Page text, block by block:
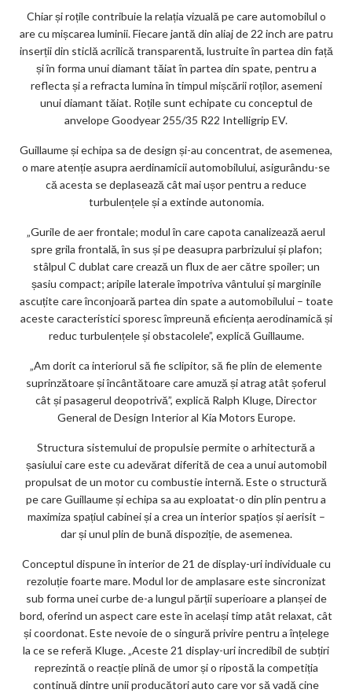
Chiar și roțile contribuie la relația vizuală pe care automobilul o
are cu mișcarea luminii. Fiecare jantă din aliaj de 22 inch are patru
inserții din sticlă acrilică transparentă, lustruite în partea din față
și în forma unui diamant tăiat în partea din spate, pentru a
reflecta și a refracta lumina în timpul mișcării roților, asemeni
unui diamant tăiat. Roțile sunt echipate cu conceptul de
anvelope Goodyear 255/35 R22 Intelligrip EV.
Guillaume și echipa sa de design și-au concentrat, de asemenea,
o mare atenție asupra aerdinamicii automobilului, asigurându-se
că acesta se deplasează cât mai ușor pentru a reduce
turbulențele și a extinde autonomia.
„Gurile de aer frontale; modul în care capota canalizează aerul
spre grila frontală, în sus și pe deasupra parbrizului și plafon;
stâlpul C dublat care crează un flux de aer către spoiler; un
șasiu compact; aripile laterale împotriva vântului și marginile
ascuțite care înconjoară partea din spate a automobilului – toate
aceste caracteristici sporesc împreună eficiența aerodinamică și
reduc turbulențele și obstacolele”, explică Guillaume.
„Am dorit ca interiorul să fie sclipitor, să fie plin de elemente
suprinzătoare și încântătoare care amuză și atrag atât șoferul
cât și pasagerul deopotrivă”, explică Ralph Kluge, Director
General de Design Interior al Kia Motors Europe.
Structura sistemului de propulsie permite o arhitectură a
șasiului care este cu adevărat diferită de cea a unui automobil
propulsat de un motor cu combustie internă. Este o structură
pe care Guillaume și echipa sa au exploatat-o din plin pentru a
maximiza spațiul cabinei și a crea un interior spațios și aerisit –
dar și unul plin de bună dispoziție, de asemenea.
Conceptul dispune în interior de 21 de display-uri individuale cu
rezoluție foarte mare. Modul lor de amplasare este sincronizat
sub forma unei curbe de-a lungul părții superioare a planșei de
bord, oferind un aspect care este în același timp atât relaxat, cât
și coordonat. Este nevoie de o singură privire pentru a înțelege
la ce se referă Kluge. „Aceste 21 display-uri incredibil de subțiri
reprezintă o reacție plină de umor și o ripostă la competiția
continuă dintre unii producători auto care vor să vadă cine